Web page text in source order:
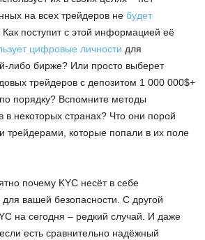
на всех трейдеров не будет
Как поступит с этой информацией её
цифровые личности для
либо бирже? Или просто выберет
трейдеров с депозитом 1 000 000$+
порядку? Вспомните методы
в некоторых странах? Что они порой
трейдерами, которые попали в их поле
почему KYC несёт в себе
вашей безопасности. С другой
на сегодня – редкий случай. И даже
есть сравнительно надёжный